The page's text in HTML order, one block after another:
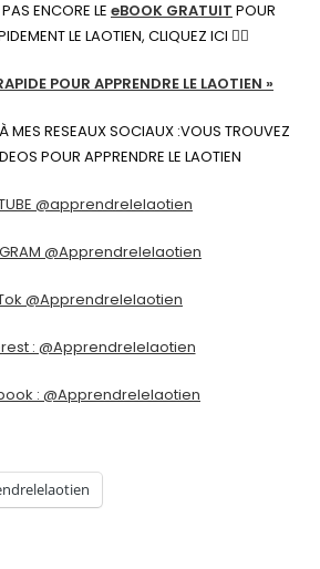
ENCORE LE eBOOK GRATUIT POUR
LE LAOTIEN, CLIQUEZ ICI 👇🏻
POUR APPRENDRE LE LAOTIEN »
À MES RESEAUX SOCIAUX :VOUS TROUVEZ
POUR APPRENDRE LE LAOTIEN
@apprendrelelaotien
@Apprendrelelaotien
@Apprendrelelaotien
: @Apprendrelelaotien
: @Apprendrelelaotien